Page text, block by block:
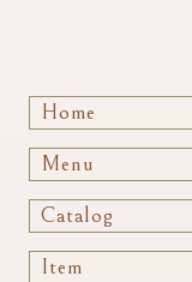
Home
Menu
Catalog
Item